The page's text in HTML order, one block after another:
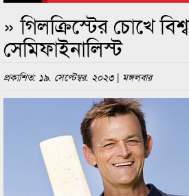
চার দিন পর রোদে স্বস্তি, হাওরের
» গিলক্রিস্টের চোখে
সেমিফাইনালিস্ট
প্রকাশিত: ১৯. সেপ্টেম্বর. ২০২৩ | মঙ্গলবার